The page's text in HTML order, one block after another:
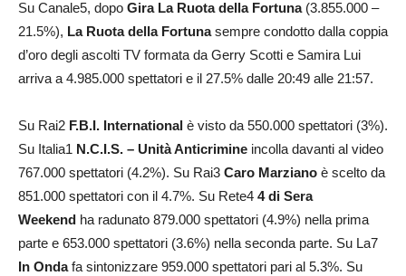
Su Canale5, dopo Gira La Ruota della Fortuna(3.855.000 –
21.5%), La Ruota della Fortunasempre condotto dalla coppia
d’oro degli ascolti TV formata da Gerry Scotti e Samira Lui
arriva a 4.985.000 spettatori e il 27.5% dalle 20:49 alle 21:57.
Su Rai2 F.B.I. International è visto da 550.000 spettatori (3%).
Su Italia1 N.C.I.S. – Unità Anticrimine incolla davanti al video
767.000 spettatori (4.2%). Su Rai3 Caro Marziano è scelto da
851.000 spettatori con il 4.7%. Su Rete4 4 di Sera
Weekend ha radunato 879.000 spettatori (4.9%) nella prima
parte e 653.000 spettatori (3.6%) nella seconda parte. Su La7
In Ondafa sintonizzare 959.000 spettatori pari al 5.3%. Su